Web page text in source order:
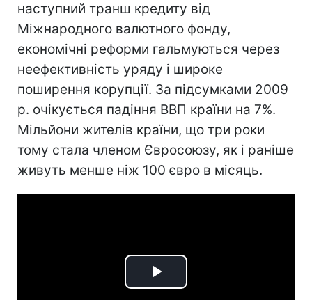
наступний транш кредиту від
Міжнародного валютного фонду,
економічні реформи гальмуються через
неефективність уряду і широке
поширення корупції. За підсумками 2009
р. очікується падіння ВВП країни на 7%.
Мільйони жителів країни, що три роки
тому стала членом Євросоюзу, як і раніше
живуть менше ніж 100 євро в місяць.
Play